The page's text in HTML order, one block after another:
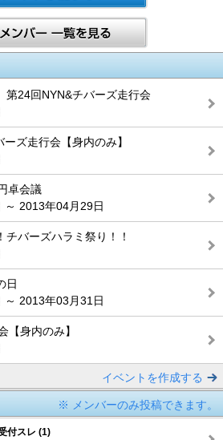
第24回NYN&チバーズ走行会
ズ走行会【身内のみ】
卓会議
～ 2013年04月29日
チバーズハラミ祭り！！
日
～ 2013年03月31日
【身内のみ】
イベントを作成する
※ メンバーのみ投稿できます。
付スレ (1)